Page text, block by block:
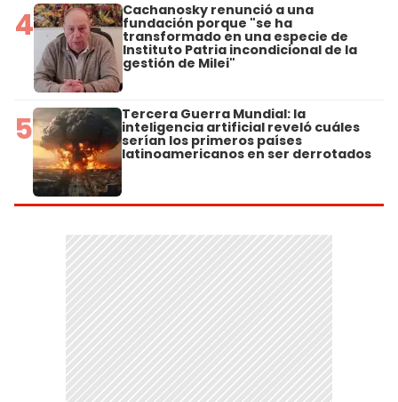
4 Cachanosky renunció a una
fundación porque "se ha
transformado en una especie de
Instituto Patria incondicional de la
gestión de Milei"
5 Tercera Guerra Mundial: la
inteligencia artificial reveló cuáles
serían los primeros países
latinoamericanos en ser derrotados